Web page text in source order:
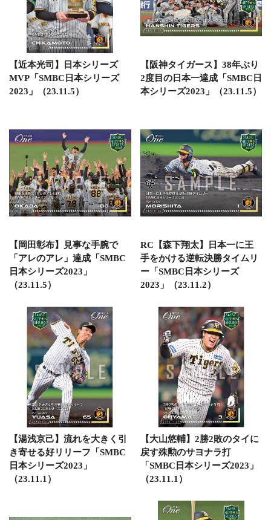
【近本光司】日本シリーズ
MVP「SMBC日本シリーズ
2023」（23.11.5）
【阪神タイガース】38年ぶり
2度目の日本一達成「SMBC日
本シリーズ2023」（23.11.5）
【岡田彰布】見事な手腕で
「アレのアレ」達成「SMBC
日本シリーズ2023」
（23.11.5）
RC【森下翔太】日本一に王
手をかける逆転決勝タイムリ
ー「SMBC日本シリーズ
2023」（23.11.2）
【湯浅京己】流れを大きく引
き寄せる好リリーフ「SMBC
日本シリーズ2023」
（23.11.1）
【大山悠輔】2勝2敗のタイに
戻す殊勲のサヨナラ打
「SMBC日本シリーズ2023」
（23.11.1）